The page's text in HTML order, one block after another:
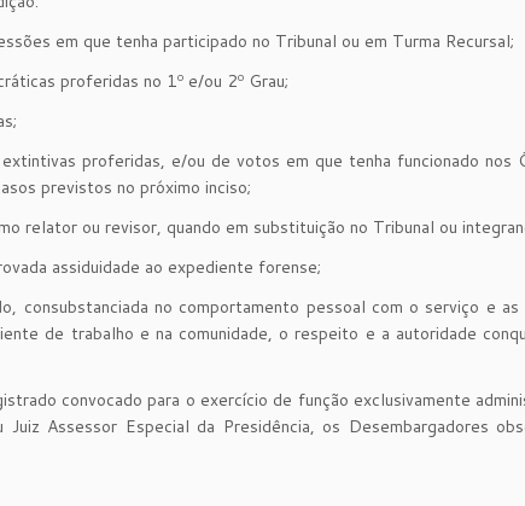
em que tenha participado no Tribunal ou em Turma Recursal;
proferidas no 1º e/ou 2º Grau;
proferidas, e/ou de votos em que tenha funcionado nos
previstos no próximo inciso;
relator ou revisor, quando em substituição no Tribunal ou
assiduidade ao expediente forense;
consubstanciada no comportamento pessoal com o serviço e
de trabalho e na comunidade, o respeito e a autoridade
convocado para o exercício de função exclusivamente
Assessor Especial da Presidência, os Desembargadores